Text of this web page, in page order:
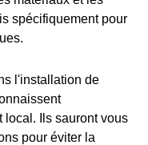
spécifiquement pour
l'installation de
local. Ils sauront vous
pour éviter la